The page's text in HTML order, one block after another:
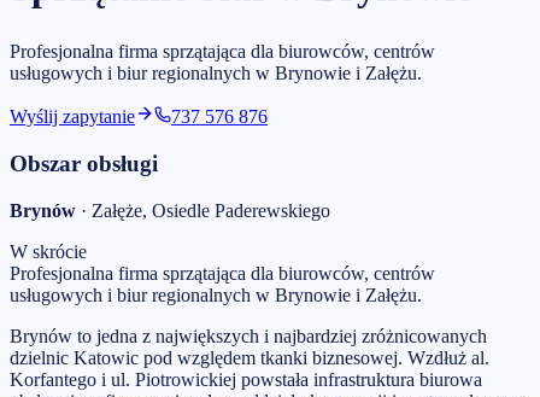
Profesjonalna firma sprzątająca dla biurowców, centrów
usługowych i biur regionalnych w Brynowie i Załężu.
Wyślij zapytanie 737 576 876
Obszar obsługi
Brynów · Załęże, Osiedle Paderewskiego
W skrócie
Profesjonalna firma sprzątająca dla biurowców, centrów
usługowych i biur regionalnych w Brynowie i Załężu.
Brynów to jedna z największych i najbardziej zróżnicowanych
dzielnic Katowic pod względem tkanki biznesowej. Wzdłuż al.
Korfantego i ul. Piotrowickiej powstała infrastruktura biurowa